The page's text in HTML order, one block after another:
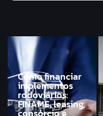
Como financiar
implementos
rodoviários:
FINAME, leasing,